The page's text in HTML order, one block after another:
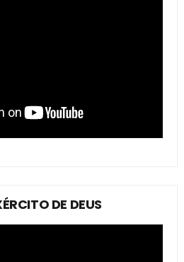
DE DEUS